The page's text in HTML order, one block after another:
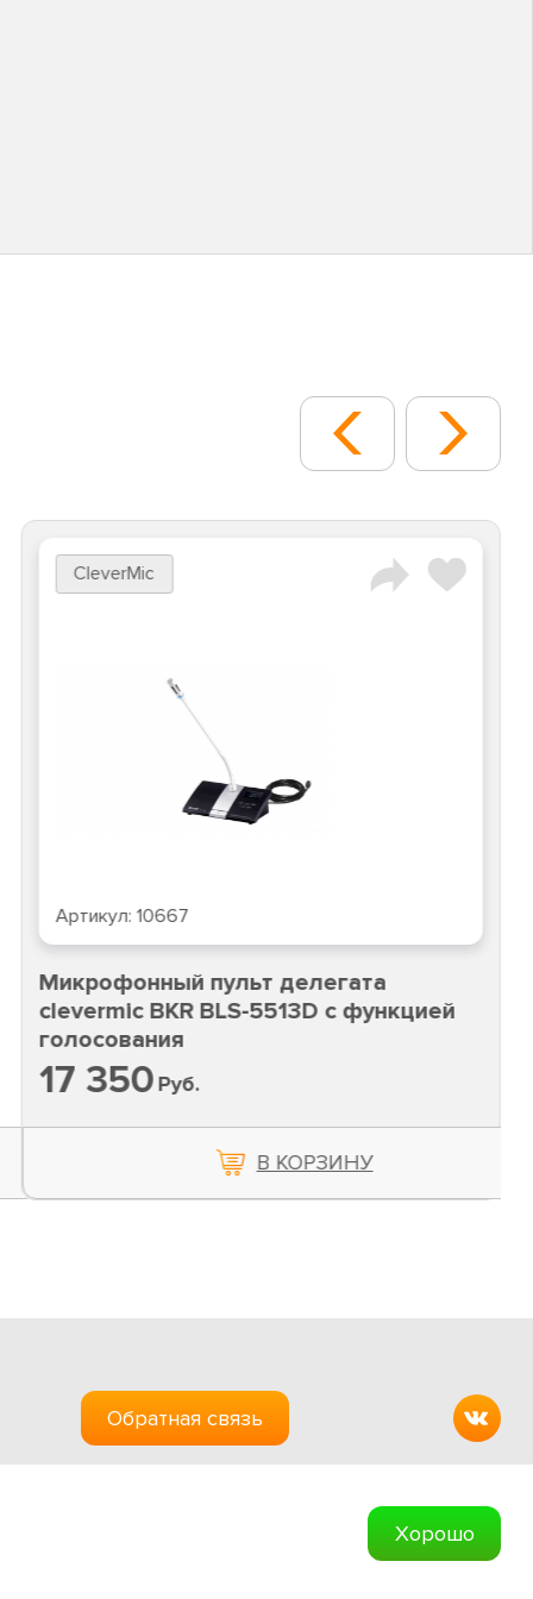
CleverMic
Артикул: 10667
Микрофонный пульт делегата
clevermic BKR BLS-5513D с функцией
голосования
17 350Руб.
В КОРЗИНУ
Обратная связь
Хорошо